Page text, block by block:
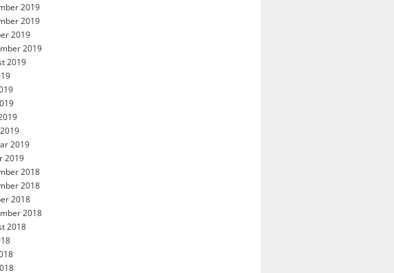
2019
2019
2019
2019
2019
2019
2019
2018
2018
2018
2018
2018